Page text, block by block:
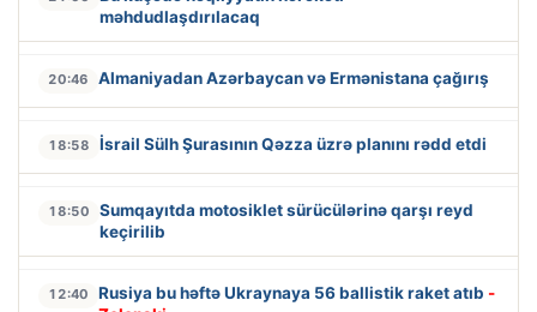
məhdudlaşdırılacaq
20:46 Almaniyadan Azərbaycan və Ermənistana çağırış
18:58 İsrail Sülh Şurasının Qəzza üzrə planını rədd etdi
18:50
Sumqayıtda motosiklet sürücülərinə qarşı reyd
keçirilib
12:40 Rusiya bu həftə Ukraynaya 56 ballistik raket atıb -